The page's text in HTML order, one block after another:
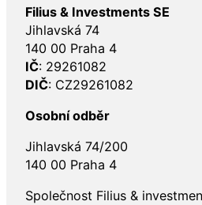
Filius & Investments SE
Jihlavská 74
140 00 Praha 4
IČ: 29261082
DIČ: CZ29261082
Osobní odběr
Jihlavská 74/200
140 00 Praha 4
Společnost Filius &